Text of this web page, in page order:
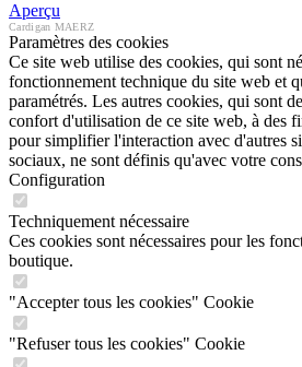
Aperçu
Cardigan MAERZ
Paramètres des cookies
Ce site web utilise des cookies, qui sont
fonctionnement technique du site web et
paramétrés. Les autres cookies, qui sont
confort d'utilisation de ce site web, à des
pour simplifier l'interaction avec d'autres
sociaux, ne sont définis qu'avec votre
Configuration
Techniquement nécessaire
Ces cookies sont nécessaires pour les
boutique.
"Accepter tous les cookies" Cookie
"Refuser tous les cookies" Cookie